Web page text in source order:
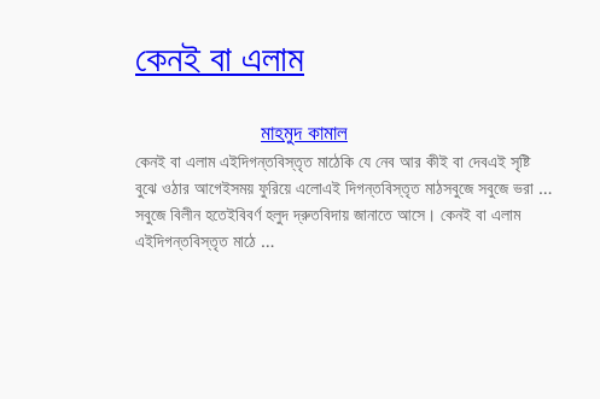
কেনই বা এলাম
মাহমুদ কামাল
কেনই বা এলাম এইদিগন্তবিস্তৃত মাঠেকি যে নেব আর কীই বা দেবএই সৃষ্টি
বুঝে ওঠার আগেইসময় ফুরিয়ে এলোএই দিগন্তবিস্তৃত মাঠসবুজে সবুজে ভরা …
সবুজে বিলীন হতেইবিবর্ণ হলুদ দ্রুতবিদায় জানাতে আসে। কেনই বা এলাম
এইদিগন্তবিস্তৃত মাঠে …